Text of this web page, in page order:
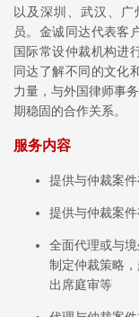
以及深圳、武汉、
员。金诚同达代表客
国际常设仲裁机构进
同达了解不同的文化
力量，与外国律师事
期稳固的合作关系。
服务内容
提供与仲裁案
提供与仲裁案
全面代理或与
制定仲裁策略
出席庭审等